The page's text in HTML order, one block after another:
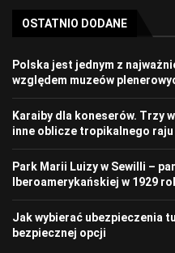
OSTATNIO DODANE
Polska jest jednym z
względem muzeów
Karaiby dla koneserów. Trzy
inne oblicze tropikalnego raju
Park Marii Luizy w Sewilli –
Iberoamerykańskiej w 1929
Jak wybierać ubezpieczenia
bezpiecznej opcji